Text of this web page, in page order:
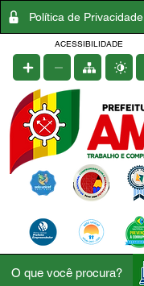
Política de Privacidade
ACESSIBILIDADE